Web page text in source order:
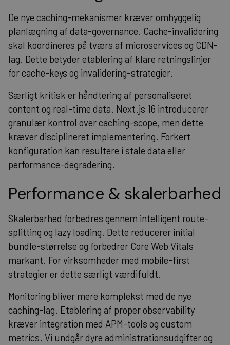
De nye caching-mekanismer kræver omhyggelig
planlægning af data-governance. Cache-invalidering
skal koordineres på tværs af microservices og CDN-
lag. Dette betyder etablering af klare retningslinjer
for cache-keys og invalidering-strategier.
Særligt kritisk er håndtering af personaliseret
content og real-time data. Next.js 16 introducerer
granulær kontrol over caching-scope, men dette
kræver disciplineret implementering. Forkert
konfiguration kan resultere i stale data eller
performance-degradering.
Performance & skalerbarhed
Skalerbarhed forbedres gennem intelligent route-
splitting og lazy loading. Dette reducerer initial
bundle-størrelse og forbedrer Core Web Vitals
markant. For virksomheder med mobile-first
strategier er dette særligt værdifuldt.
Monitoring bliver mere komplekst med de nye
caching-lag. Etablering af proper observability
kræver integration med APM-tools og custom
metrics. Vi undgår dyre administrationsudgifter og